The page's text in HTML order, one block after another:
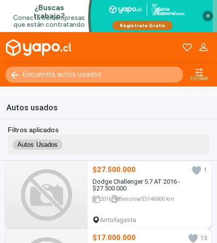
×
FILTRAR
Autos usados
Filtros aplicados
Autos Usados
$27.500.000
1
Dodge Challenger 5.7 AT 2016 -
$27.500.000
2016 Bencina 146000 km
Antofagasta
$17.000.000
13